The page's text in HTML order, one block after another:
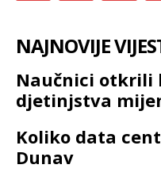
NAJNOVIJE
Naučnici otkrili
djetinjstva
Koliko data
Dunav